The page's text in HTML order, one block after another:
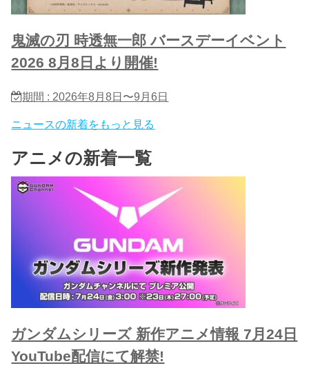
鬼滅の刃 時透無一郎 バースデーイベント
2026 8月8日より開催!
期間 : 2026年8月8日〜9月6日
ニュースの新着をもっと見る
アニメの新着一覧
ガンダムシリーズ 新作アニメ情報 7月24日
YouTube配信にて解禁!